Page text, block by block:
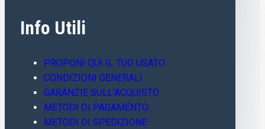
Info Utili
PROPONI QUI IL TUO USATO
CONDIZIONI GENERALI
GARANZIE SULL’ACQUISTO
METODI DI PAGAMENTO
METODI DI SPEDIZIONE